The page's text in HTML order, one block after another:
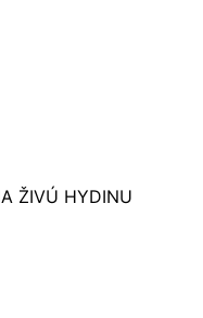
ŽIVÚ HYDINU